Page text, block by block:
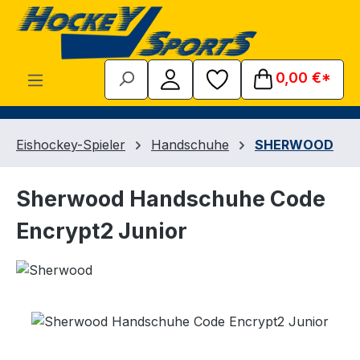
Zum Hauptinhalt springen
0,00 €*
Eishockey-Spieler Handschuhe SHERWOOD
Sherwood Handschuhe Code
Encrypt2 Junior
Bildergalerie überspringen